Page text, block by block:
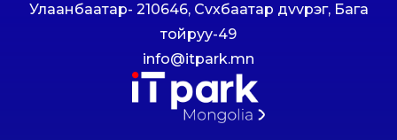
Улаанбаатар- 210646, Сvхбаатар дvvрэг, Бага
тойруу-49
info@itpark.mn